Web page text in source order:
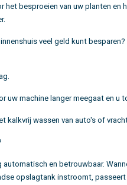
het besproeien van uw planten en
veel geld kunt
uw machine langer meegaat en
kalkvrij wassen van auto's of
automatisch en betrouwbaar.
opslagtank instroomt,